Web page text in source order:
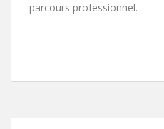
parcours professionnel.